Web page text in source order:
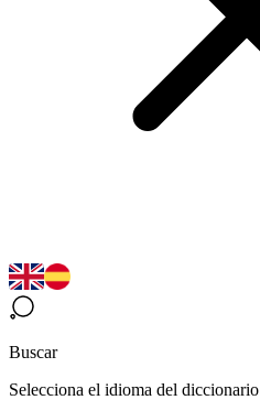
Buscar
Selecciona el idioma del diccionario